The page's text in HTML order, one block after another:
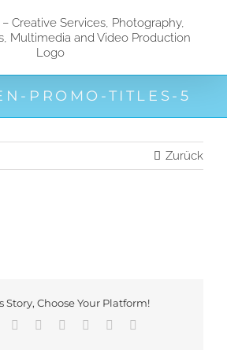
PROMO-TITLES-5
Zurück
Story, Choose Your Platform!
Reddit LinkedIn
TumblrPinterest